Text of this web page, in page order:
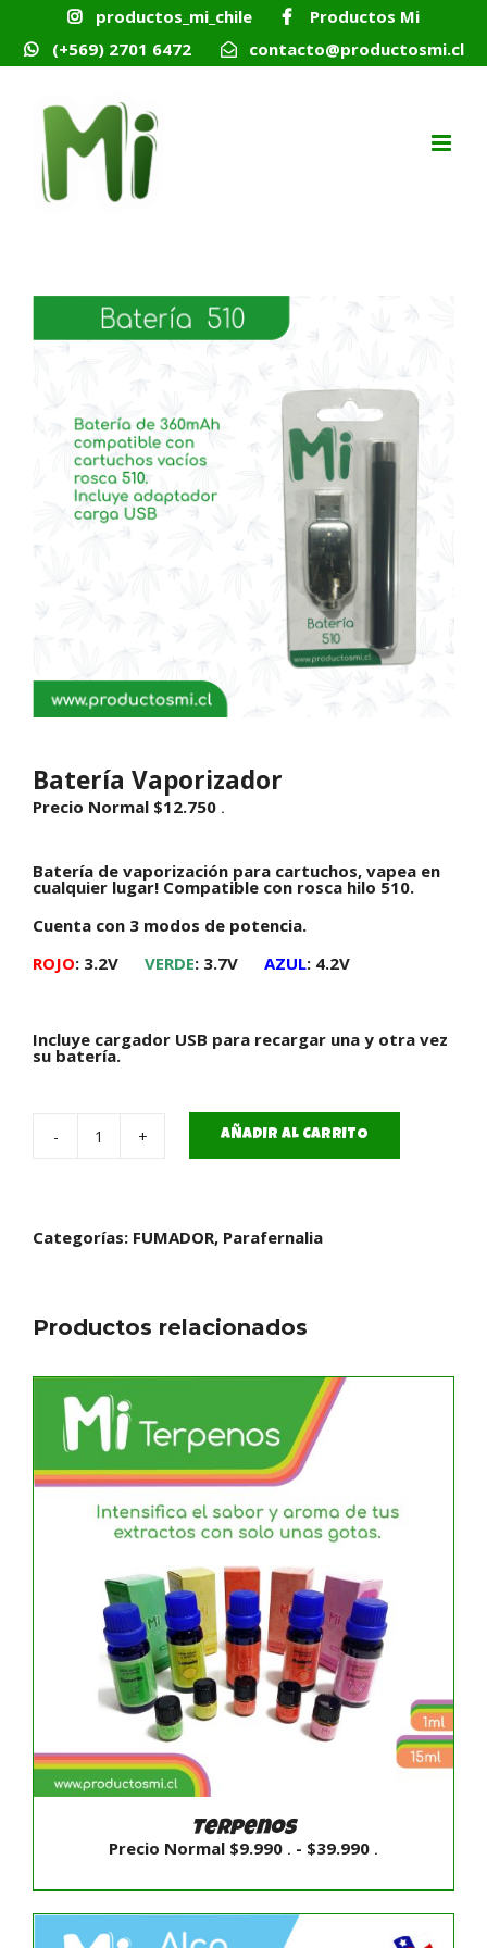
content
productos_mi_chile
Productos Mi
(+569) 2701 6472
contacto@productosmi.cl
Batería Vaporizador
Precio Normal $12.750 .
Batería de vaporización para cartuchos, vapea en
cualquier lugar! Compatible con rosca hilo 510.
Cuenta con 3 modos de potencia.
ROJO: 3.2V VERDE: 3.7V AZUL: 4.2V
Incluye cargador USB para recargar una y otra vez
su batería.
Batería
Vaporizador
AÑADIR AL CARRITO
Categorías: FUMADOR, Parafernalia
Productos relacionados
Terpenos
Precio Normal $9.990 . - $39.990 .
desde
Precio